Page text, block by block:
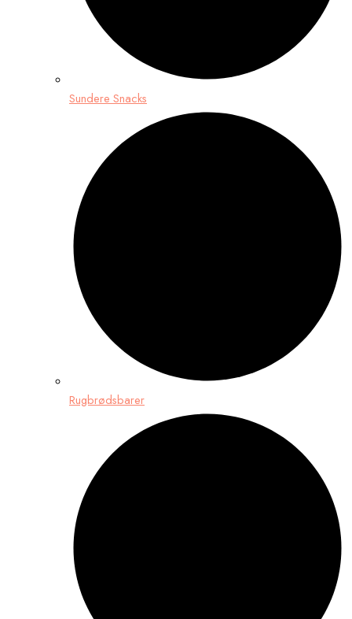
Sundere Snacks
Rugbrødsbarer